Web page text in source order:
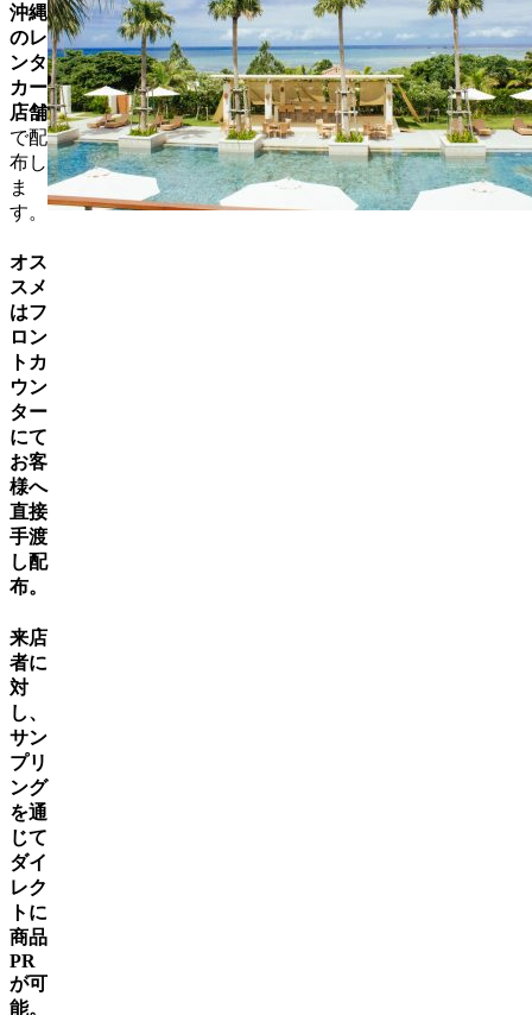
沖縄
のレ
ンタ
カー
店舗
で配
布し
ま
す。
オス
スメ
はフ
ロン
トカ
ウン
ター
にて
お客
様へ
直接
手渡
し配
布。
来店
者に
対
し、
サン
プリ
ング
を通
じて
ダイ
レク
トに
商品
PR
が可
能。